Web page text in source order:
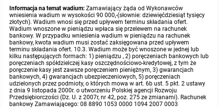
Informacja na temat wadium: Zamawiający żąda od Wykonawców
wniesienia wadium w wysokości 90 000,-(słownie: dziewięćdziesiąt tysięcy
złotych). Wadium wnosi się przed upływem terminu składania ofert.
Wadium wnoszone w pieniądzu wpłaca się przelewem na rachunek
bankowy. W przypadku wniesienia wadium w pieniądzu na rachunek
bankowy, kwota wadium musi zostać zaksięgowana przed upływem
terminu składania ofert. 10.3. Wadium może być wnoszone w jednej lub
kilku następujących formach: 1) pieniądzu , 2) poręczeniach bankowych lub
poręczeniach spółdzielczej kasy oszczędnościowo-kredytowej, z tym że
poręczenie kasy jest zawsze poręczeniem pieniężnym, 3) gwarancjach
bankowych, 4) gwarancjach ubezpieczeniowych, 5) poręczeniach
udzielonych przez podmioty, o których mowa w art. 6b ust. 5 pkt. 2 ustawy
z dnia 9 listopada 2000r. o utworzeniu Polskiej agencji Rozwoju
Przedsiębiorczości (Dz. U. z 2007r, nr 42, poz. 275 ze zmianami). Rachunek
bankowy Zamawiającego: 08 8890 1053 0000 1094 2007 0003